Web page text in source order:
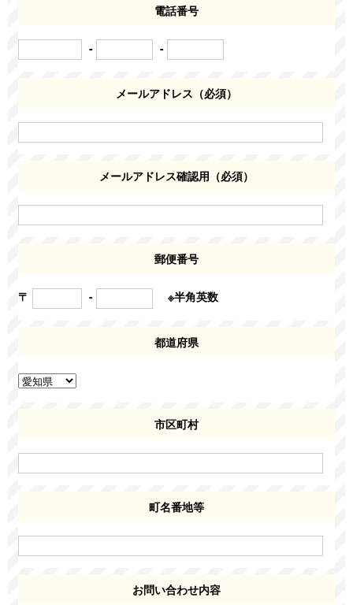
電話番号
- -
メールアドレス（必須）
メールアドレス確認用（必須）
郵便番号
〒 - ※半角英数
都道府県
市区町村
町名番地等
お問い合わせ内容